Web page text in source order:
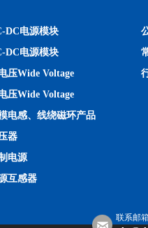
DC电源模块
DC电源模块
压Wide Voltage
压Wide Voltage
电感、线绕磁环产品
器
电源
互感器
联系邮